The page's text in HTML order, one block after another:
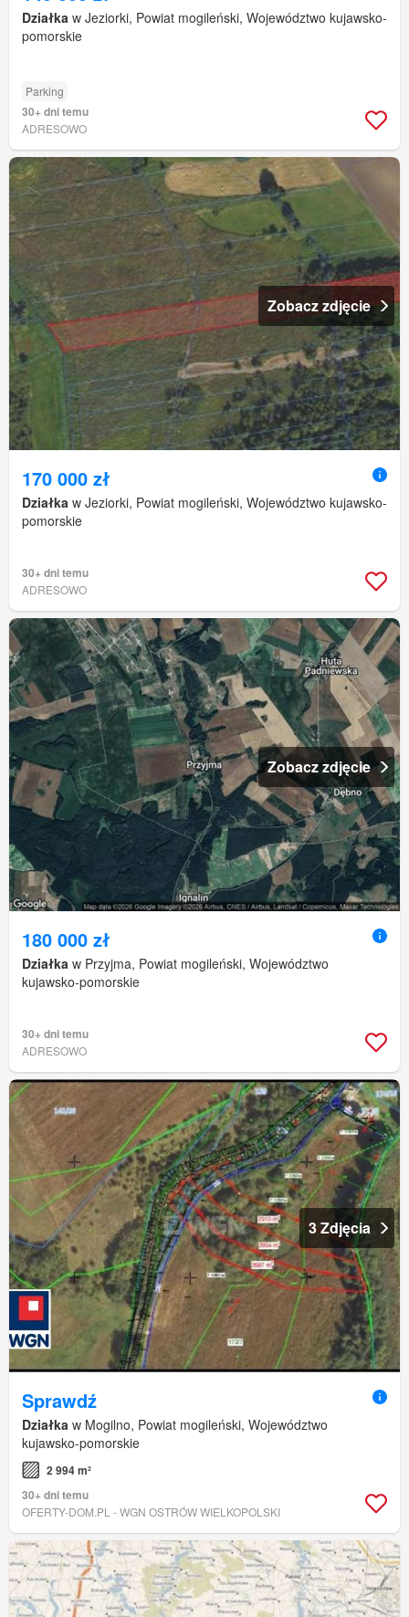
Działka w Jeziorki, Powiat mogileński, Województwo kujawsko-
pomorskie
Parking
30+ dni temu
ADRESOWO
Zobacz zdjęcie
170 000 zł
Działka w Jeziorki, Powiat mogileński, Województwo kujawsko-
pomorskie
30+ dni temu
ADRESOWO
Zobacz zdjęcie
180 000 zł
Działka w Przyjma, Powiat mogileński, Województwo
kujawsko-pomorskie
30+ dni temu
ADRESOWO
3 Zdjęcia
Sprawdź
Działka w Mogilno, Powiat mogileński, Województwo
kujawsko-pomorskie
2 994 m²
30+ dni temu
OFERTY-DOM.PL - WGN OSTRÓW WIELKOPOLSKI